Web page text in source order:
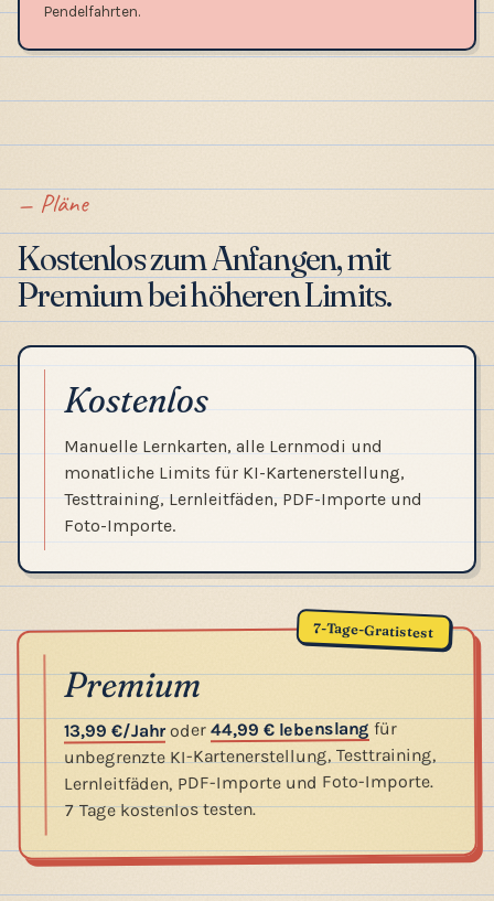
Pendelfahrten.
Pläne
Kostenlos zum Anfangen, mit
Premium bei höheren Limits.
Kostenlos
Manuelle Lernkarten, alle Lernmodi und
monatliche Limits für KI-Kartenerstellung,
Testtraining, Lernleitfäden, PDF-Importe und
Foto-Importe.
7-Tage-Gratistest
Premium
13,99 €/Jahroder 44,99 € lebenslang für
unbegrenzte KI-Kartenerstellung, Testtraining,
Lernleitfäden, PDF-Importe und Foto-Importe.
7 Tage kostenlos testen.